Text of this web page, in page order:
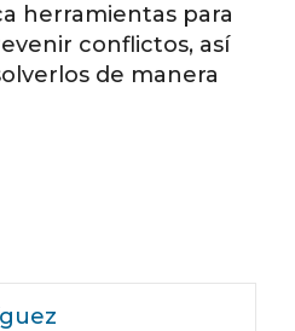
herramientas para
conflictos, así
de manera